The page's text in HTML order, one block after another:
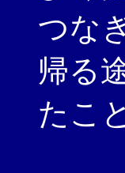
つな
帰る
たこ